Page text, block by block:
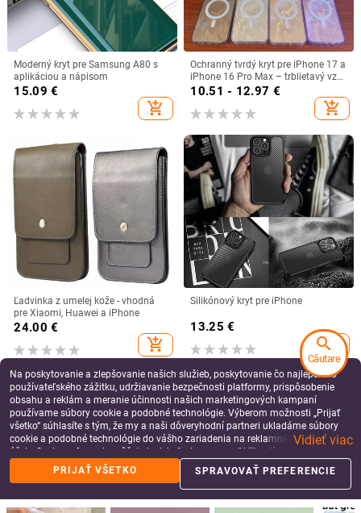
Moderný kryt pre Samsung A80 s
aplikáciou a nápisom
15.09 €
add_shopping_cart
Ochranný tvrdý kryt pre iPhone 17 a
iPhone 16 Pro Max – trblietavý vzor
pierok, magnetické uchytenie, proti
10.51 - 12.97 €
add_shopping_cart
Ľadvinka z umelej kože - vhodná
pre Xiaomi, Huawei a iPhone
24.00 €
add_shopping_cart
Silikónový kryt pre iPhone
13.25 €
add_shopping_cart
Na poskytovanie a zlepšovanie našich služieb, poskytovanie čo najlepšieho
používateľského zážitku, udržiavanie bezpečnosti platformy, prispôsobenie
obsahu a reklám a meranie účinnosti našich marketingových kampaní
používame súbory cookie a podobné technológie. Výberom možnosti „Prijať
všetko“ súhlasíte s tým, že my a naši dôveryhodní partneri ukladáme súbory
cookie a podobné technológie do vášho zariadenia na reklamné a analytické
účely. Svoje preferencie môžete kedykoľvek spravovať kliknutím na tlačidlo
„Spravovať preferencie“. Viac informácií nájdete v našichZásady ochrany
Vidieť viac
PRIJAŤ VŠETKO SPRAVOVAŤ PREFERENCIE
search
Căutare